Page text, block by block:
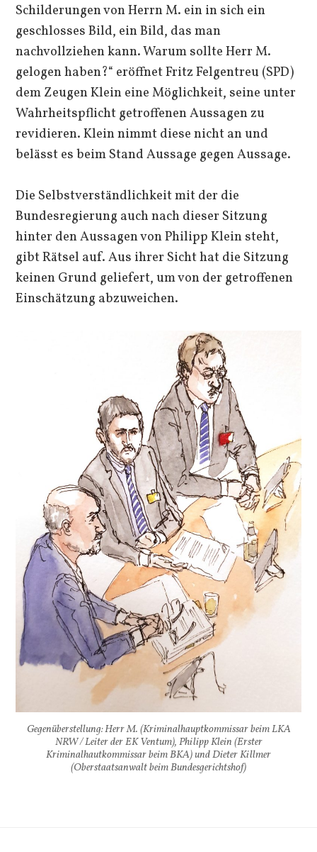
Schilderungen von Herrn M. ein in sich ein
geschlosses Bild, ein Bild, das man
nachvollziehen kann. Warum sollte Herr M.
gelogen haben?“ eröffnet Fritz Felgentreu (SPD)
dem Zeugen Klein eine Möglichkeit, seine unter
Wahrheitspflicht getroffenen Aussagen zu
revidieren. Klein nimmt diese nicht an und
belässt es beim Stand Aussage gegen Aussage.
Die Selbstverständlichkeit mit der die
Bundesregierung auch nach dieser Sitzung
hinter den Aussagen von Philipp Klein steht,
gibt Rätsel auf. Aus ihrer Sicht hat die Sitzung
keinen Grund geliefert, um von der getroffenen
Einschätzung abzuweichen.
Gegenüberstellung: Herr M. (Kriminalhauptkommissar beim LKA
NRW / Leiter der EK Ventum), Philipp Klein (Erster
Kriminalhautkommissar beim BKA) und Dieter Killmer
(Oberstaatsanwalt beim Bundesgerichtshof)